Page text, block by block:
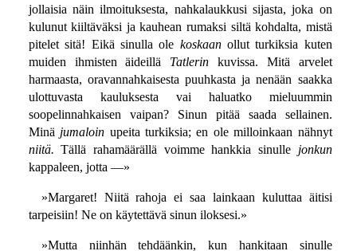
jollaisia näin ilmoituksesta, nahkalaukkusi sijasta, joka on
kulunut kiiltäväksi ja kauhean rumaksi siltä kohdalta, mistä
pitelet sitä! Eikä sinulla ole koskaanollut turkiksia kuten
muiden ihmisten äideillä Tatlerin kuvissa. Mitä arvelet
harmaasta, oravannahkaisesta puuhkasta ja nenään saakka
ulottuvasta kauluksesta vai haluatko mieluummin
soopelinnahkaisen vaipan? Sinun pitää saada sellainen.
Minä jumaloin upeita turkiksia; en ole milloinkaan nähnyt
niitä. Tällä rahamäärällä voimme hankkia sinulle jonkun
kappaleen, jotta —»
»Margaret! Niitä rahoja ei saa lainkaan kuluttaa äitisi
tarpeisiin! Ne on käytettävä sinun iloksesi.»
»Mutta niinhän tehdäänkin, kun hankitaan sinulle